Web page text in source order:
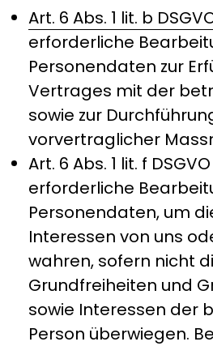
Art. 6 Abs. 1 lit. b
erforderliche
Personendaten zur
Vertrages mit der
sowie zur
vorvertraglicher
Art. 6 Abs. 1 lit. f
erforderliche
Personendaten, um
Interessen von uns
wahren, sofern nicht
Grundfreiheiten und
sowie Interessen der
Person überwiegen.